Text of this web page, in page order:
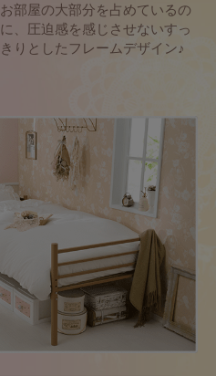
お部屋の大部分を占めているの
に、 圧迫感を感じさせないすっ
きりとしたフレームデザイン♪